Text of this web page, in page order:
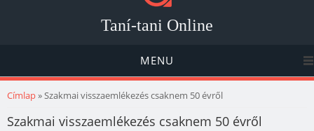
Taní-tani Online
MENU
Jelenlegi hely
Címlap» Szakmai visszaemlékezés csaknem 50 évről
Szakmai visszaemlékezés csaknem 50 évről